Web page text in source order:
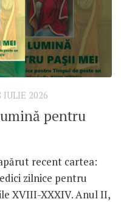
IULIE 2026
pentru
recent cartea:
zilnice pentru
XVIII-XXXIV. Anul II,